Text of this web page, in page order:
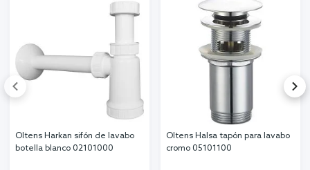
Oltens Harkan sifón de lavabo
botella blanco 02101000
Oltens Halsa tapón para lavabo
cromo 05101100